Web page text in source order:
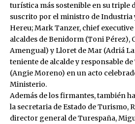
turística más sostenible en su triple
suscrito por el ministro de Industria
Hereu; Mark Tanzer, chief executive
alcaldes de Benidorm (Toni Pérez),
Amengual) y Lloret de Mar (Adriá
teniente de alcalde y responsable
(Angie Moreno) en un acto
Ministerio.
Además de los firmantes, también
la secretaria de Estado de Turismo,
director general de Turespaña,